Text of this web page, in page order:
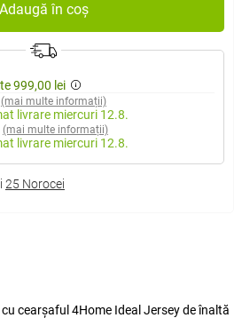
Adaugă în coș
999,00 lei
(mai multe informații)
livrare miercuri 12.8.
(mai multe informații)
livrare miercuri 12.8.
25 Norocei
cearșaful 4Home Ideal Jersey de înaltă